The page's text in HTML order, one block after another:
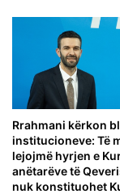
Rrahmani kërkon
institucioneve: Të
lejojmë hyrjen e
anëtarëve të
nuk konstituohet